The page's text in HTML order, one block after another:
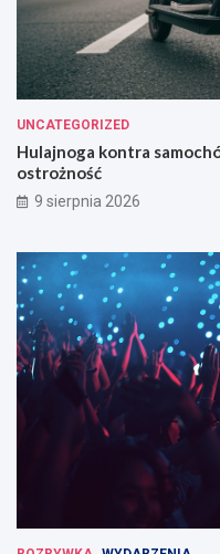
UNCATEGORIZED
Hulajnoga kontra
ostrożność
9 sierpnia 2026